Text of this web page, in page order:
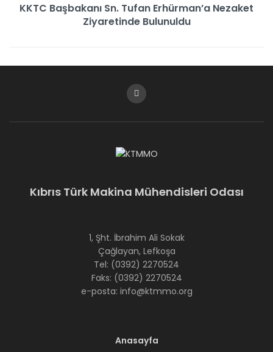
KKTC Başbakanı Sn. Tufan Erhürman’a Nezaket
Ziyaretinde Bulunuldu
Kıbrıs Türk Makina Mühendisleri Odası
1, Şht. İbrahim Ali Sokak
Çağlayan, Lefkoşa
Tel: (0392) 2270524
Faks: (0392) 2270524
e-posta: info@ktmmo.org
Anasayfa